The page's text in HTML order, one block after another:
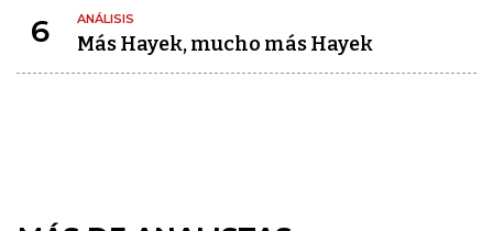
6 ANÁLISIS
Más Hayek, mucho más Hayek